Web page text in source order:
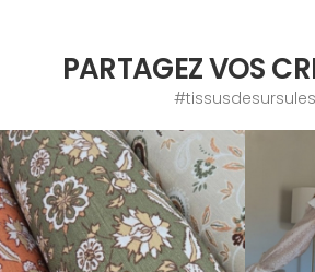
PARTAGEZ VOS
#tissusdesursules